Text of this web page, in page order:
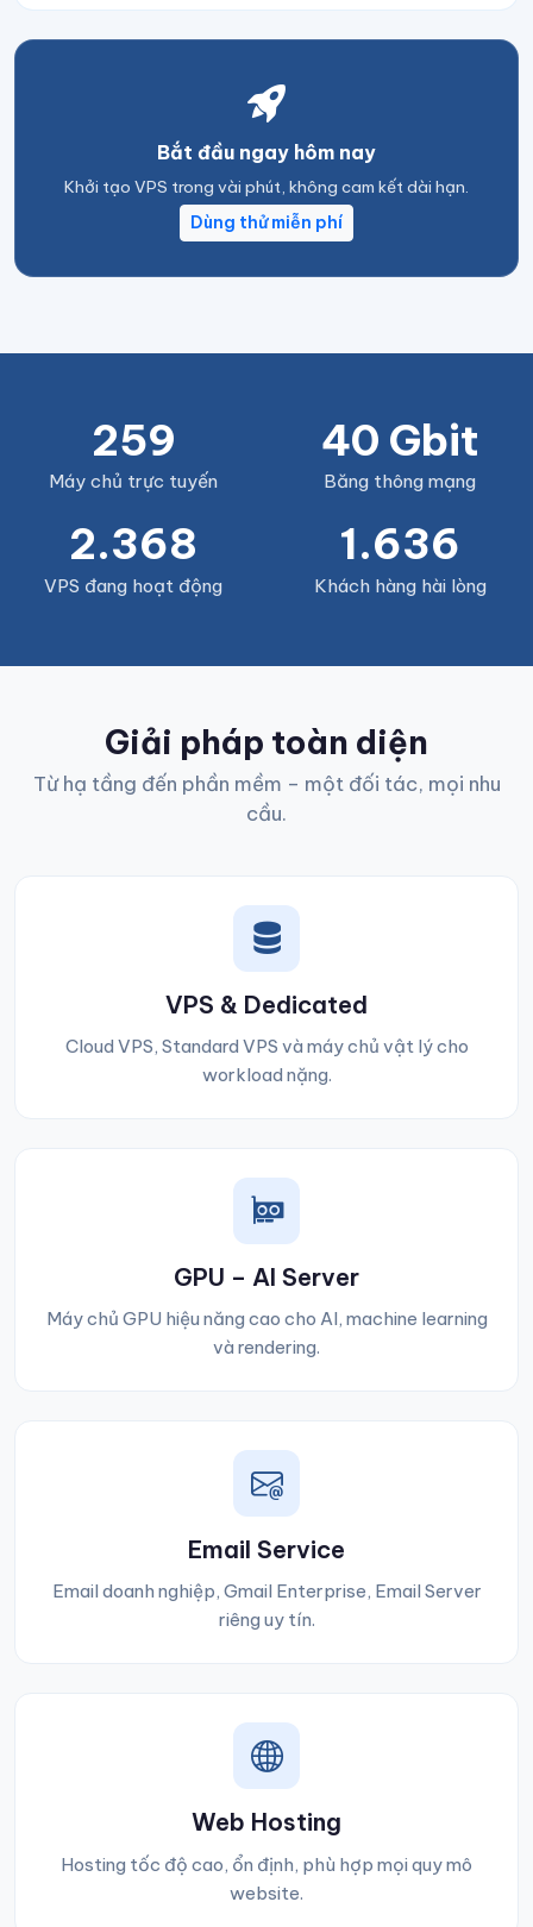
Bắt đầu ngay hôm nay
Khởi tạo VPS trong vài phút, không cam kết dài hạn.
Dùng thử miễn phí
259
Máy chủ trực tuyến
40 Gbit
Băng thông mạng
2.368
VPS đang hoạt động
1.636
Khách hàng hài lòng
Giải pháp toàn diện
Từ hạ tầng đến phần mềm – một đối tác, mọi nhu
cầu.
VPS & Dedicated
Cloud VPS, Standard VPS và máy chủ vật lý cho
workload nặng.
GPU – AI Server
Máy chủ GPU hiệu năng cao cho AI, machine learning
và rendering.
Email Service
Email doanh nghiệp, Gmail Enterprise, Email Server
riêng uy tín.
Web Hosting
Hosting tốc độ cao, ổn định, phù hợp mọi quy mô
website.